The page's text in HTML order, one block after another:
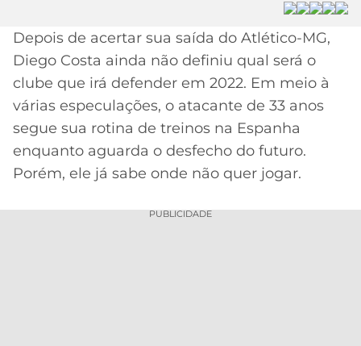
BETBOOM
CÓDIGO
DE
INDICAÇÃO
BET365
CÓDIGO
PALMEIRAS
CORINTHIANS
SÃO
SANTOS
SÉRIE
A
LIBERTADORES
DO
BRASIL
ESPORTIVA
MERCADO
BOLA
PALPITES
Acesse o perfil do autor
no Twitter
Depois de acertar sua saída do Atlético-MG,
Diego Costa ainda não definiu qual será o
clube que irá defender em 2022. Em meio à
várias especulações, o atacante de 33 anos
segue sua rotina de treinos na Espanha
enquanto aguarda o desfecho do futuro.
Porém, ele já sabe onde não quer jogar.
PUBLICIDADE